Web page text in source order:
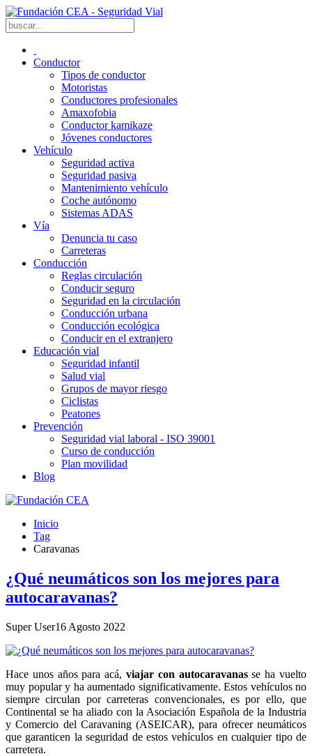
Conductor
Tipos de conductor
Motoristas
Conductores profesionales
Amaxofobia
Conductor kamikaze
Jóvenes conductores
Vehículo
Seguridad activa
Seguridad pasiva
Mantenimiento vehículo
Coche autónomo
Sistemas ADAS
Vía
Denuncia tu caso
Carreteras
Conducción
Reglas circulación
Conducir seguro
Seguridad en la circulación
Conducción urbana
Conducción ecológica
Conducir en el extranjero
Educación vial
Seguridad infantil
Salud vial
Grupos de mayor riesgo
Ciclistas
Peatones
Prevención
Seguridad vial laboral - ISO 39001
Curso de conducción
Plan movilidad
Blog
Inicio
Tag
Caravanas
¿Qué neumáticos son los mejores para
autocaravanas?
Super User16 Agosto 2022
Hace unos años para acá, viajar con autocaravanasse ha vuelto
muy popular y ha aumentado significativamente. Estos vehículos no
siempre circulan por carreteras convencionales, es por ello, que
Continental se ha aliado con la Asociación Española de la Industria
y Comercio del Caravaning (ASEICAR), para ofrecer neumáticos
que garanticen la seguridad de estos vehículos en cualquier tipo de
carretera.